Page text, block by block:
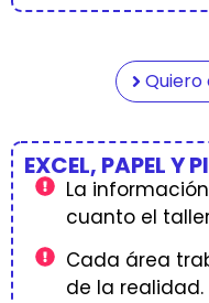
EXCEL, PAPEL Y
La
cuanto el
Cada área
de la realidad.